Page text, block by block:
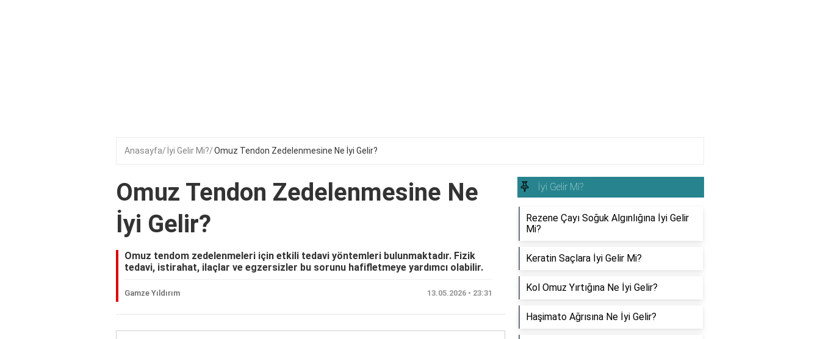
Anasayfa İyi Gelir Mi? Omuz Tendon Zedelenmesine Ne İyi Gelir?
Omuz Tendon Zedelenmesine Ne
İyi Gelir?
Omuz tendom zedelenmeleri için etkili tedavi yöntemleri bulunmaktadır. Fizik
tedavi, istirahat, ilaçlar ve egzersizler bu sorunu hafifletmeye yardımcı olabilir.
Gamze Yıldırım 13.05.2026 • 23:31
İyi Gelir Mi?
Rezene Çayı Soğuk Algınlığına İyi Gelir
Mi?
Keratin Saçlara İyi Gelir Mi?
Kol Omuz Yırtığına Ne İyi Gelir?
Haşimato Ağrısına Ne İyi Gelir?